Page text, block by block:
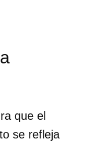
que el
se refleja